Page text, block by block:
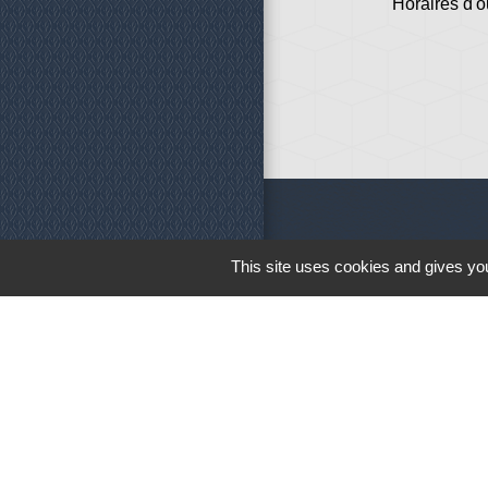
Horaires
Liens
This site uses cookies and gives